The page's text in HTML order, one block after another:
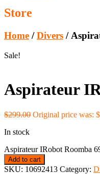
Store
Home /Divers /
Sale!
Aspirateur
$299.00 Original price was:
In stock
Aspirateur IRobot Roomba
Add to cart
SKU: 10692413 Category: